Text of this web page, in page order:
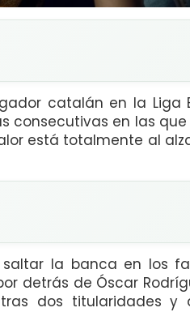
catalán en la Liga
consecutivas en las que
está totalmente al
saltar la banca en los
detrás de Óscar
dos titularidades y